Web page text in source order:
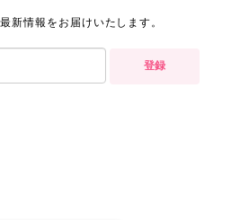
新情報をお届けいたします。
登録